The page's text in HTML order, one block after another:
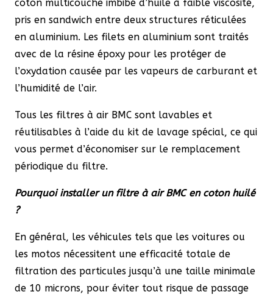
coton multicouche imbibé d’huile à faible viscosité,
pris en sandwich entre deux structures réticulées
en aluminium. Les filets en aluminium sont traités
avec de la résine époxy pour les protéger de
l’oxydation causée par les vapeurs de carburant et
l’humidité de l’air.
Tous les filtres à air BMC sont lavables et
réutilisables à l’aide du kit de lavage spécial, ce qui
vous permet d’économiser sur le remplacement
périodique du filtre.
Pourquoi installer un filtre à air BMC en coton huilé
?
En général, les véhicules tels que les voitures ou
les motos nécessitent une efficacité totale de
filtration des particules jusqu’à une taille minimale
de 10 microns, pour éviter tout risque de passage